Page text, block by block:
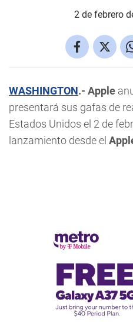
2 de febrero
WASHINGTON.- Apple
presentará sus gafas de
Estados Unidos el 2 de
lanzamiento desde el